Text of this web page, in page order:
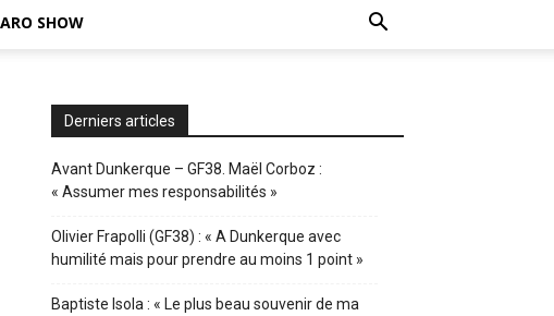
SHOW
Derniers articles
Avant Dunkerque – GF38. Maël Corboz :
« Assumer mes responsabilités »
Olivier Frapolli (GF38) : « A Dunkerque avec
humilité mais pour prendre au moins 1 point »
Baptiste Isola : « Le plus beau souvenir de ma